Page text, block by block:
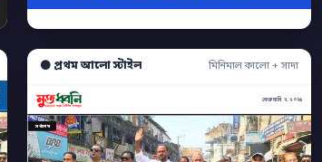
⚫ প্রথম আলো স্টাইল মিনিমাল কালো + সাদা
ফেব্রুয়ারি ৭, ২০২৬
সর্বশেষ